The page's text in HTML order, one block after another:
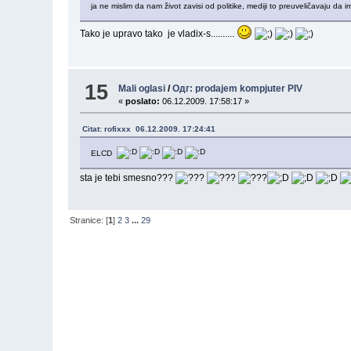
ja ne mislim da nam život zavisi od politike, mediji to preuveličavaju da
Tako je upravo tako je vladix-s..........
15 Mali oglasi /Одг: prodajem kompjuter PIV
«poslato: 06.12.2009. 17:58:17 »
Citat: rofixxx 06.12.2009. 17:24:41
ELCD
sta je tebi smesno???
Stranice: [1]2 3 ...29